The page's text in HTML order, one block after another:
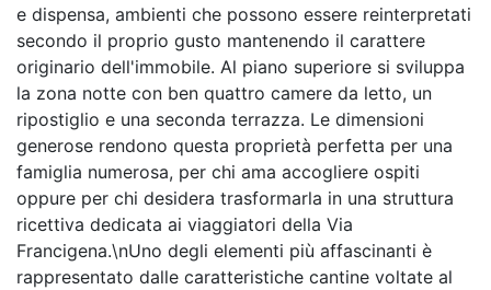
e dispensa, ambienti che possono essere reinterpretati
secondo il proprio gusto mantenendo il carattere
originario dell'immobile. Al piano superiore si sviluppa
la zona notte con ben quattro camere da letto, un
ripostiglio e una seconda terrazza. Le dimensioni
generose rendono questa proprietà perfetta per una
famiglia numerosa, per chi ama accogliere ospiti
oppure per chi desidera trasformarla in una struttura
ricettiva dedicata ai viaggiatori della Via
Francigena.\nUno degli elementi più affascinanti è
rappresentato dalle caratteristiche cantine voltate al